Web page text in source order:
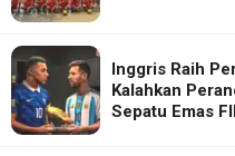
Inggris Raih
Kalahkan
Sepatu Emas